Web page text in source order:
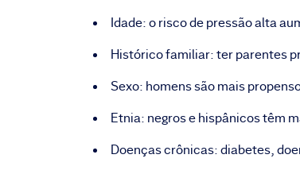
Idade: o risco de pressão alta
Histórico familiar: ter parentes
Sexo: homens são mais
Etnia: negros e hispânicos têm
Doenças crônicas: diabetes,